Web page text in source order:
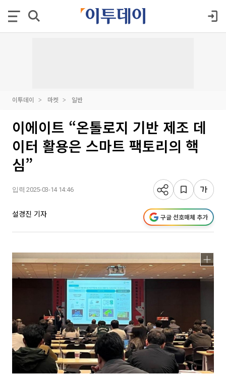
이투데이 마켓 일반
이에이트 “온톨로지 기반 제조 데
이터 활용은 스마트 팩토리의 핵
심”
입력 2025-03-14 14:46
설경진 기자 구글 선호매체 추가